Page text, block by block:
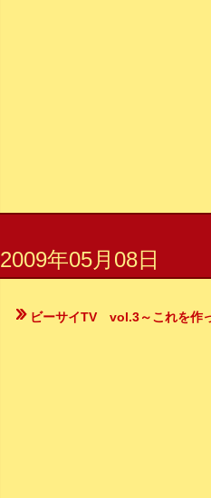
2009年05月08日
ビーサイTV vol.3～これを作